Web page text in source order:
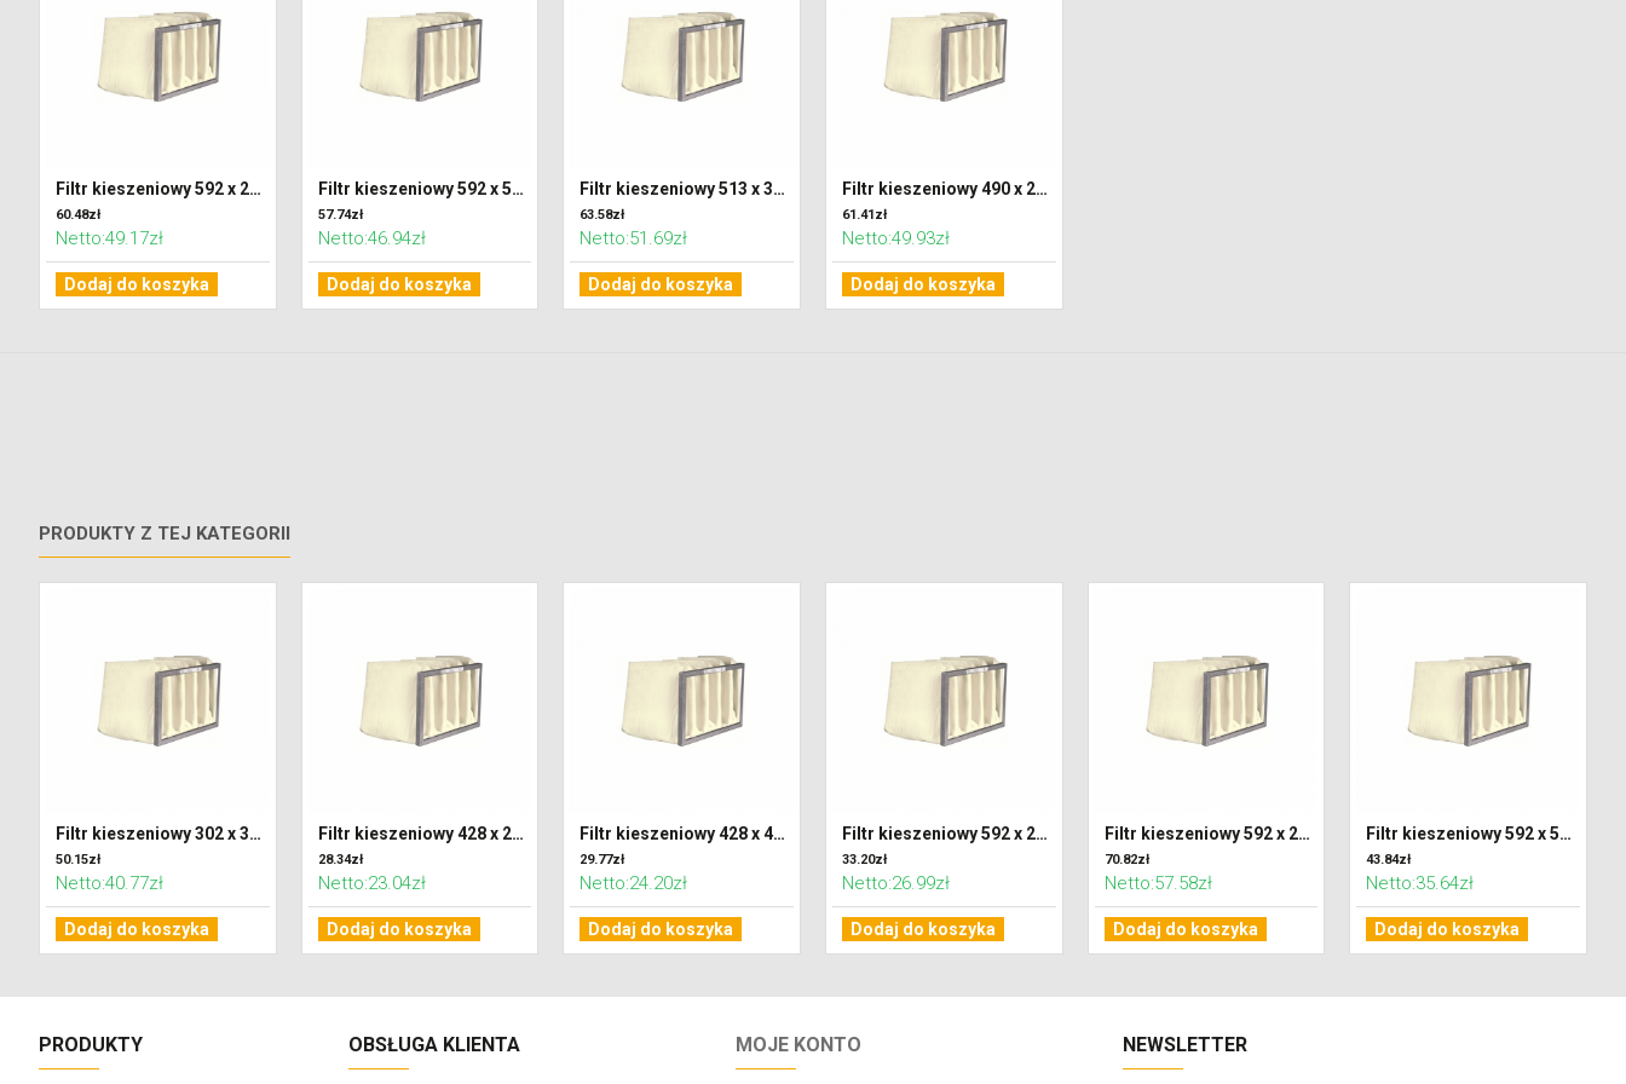
Filtr kieszeniowy 592 x 287 x 300 klasa M5 (ePM10)
60.48zł
Netto:49.17zł
Dodaj do koszyka
Filtr kieszeniowy 592 x 592 x 300 klasa M5 (ePM10)
57.74zł
Netto:46.94zł
Dodaj do koszyka
Filtr kieszeniowy 513 x 320 x 300 klasa M5 (ePM10)
63.58zł
Netto:51.69zł
Dodaj do koszyka
Filtr kieszeniowy 490 x 287 x 300 klasa M5 (ePM10)
61.41zł
Netto:49.93zł
Dodaj do koszyka
PRODUKTY Z TEJ KATEGORII
Filtr kieszeniowy 302 x 320 x 600 klasa F7 (ePM2,5)
50.15zł
Netto:40.77zł
Dodaj do koszyka
Filtr kieszeniowy 428 x 287 x 300 klasa G4 (Coarse 65%)
28.34zł
Netto:23.04zł
Dodaj do koszyka
Filtr kieszeniowy 428 x 428 x 300 klasa G4 (Coarse 65%)
29.77zł
Netto:24.20zł
Dodaj do koszyka
Filtr kieszeniowy 592 x 287 x 300 klasa G4 (Coarse 65%)
33.20zł
Netto:26.99zł
Dodaj do koszyka
Filtr kieszeniowy 592 x 287 x 600 klasa F7 (ePM2,5)
70.82zł
Netto:57.58zł
Dodaj do koszyka
Filtr kieszeniowy 592 x 592 x 300 klasa G4 (Coarse 65%)
43.84zł
Netto:35.64zł
Dodaj do koszyka
PRODUKTY OBSŁUGA KLIENTA MOJE KONTO NEWSLETTER